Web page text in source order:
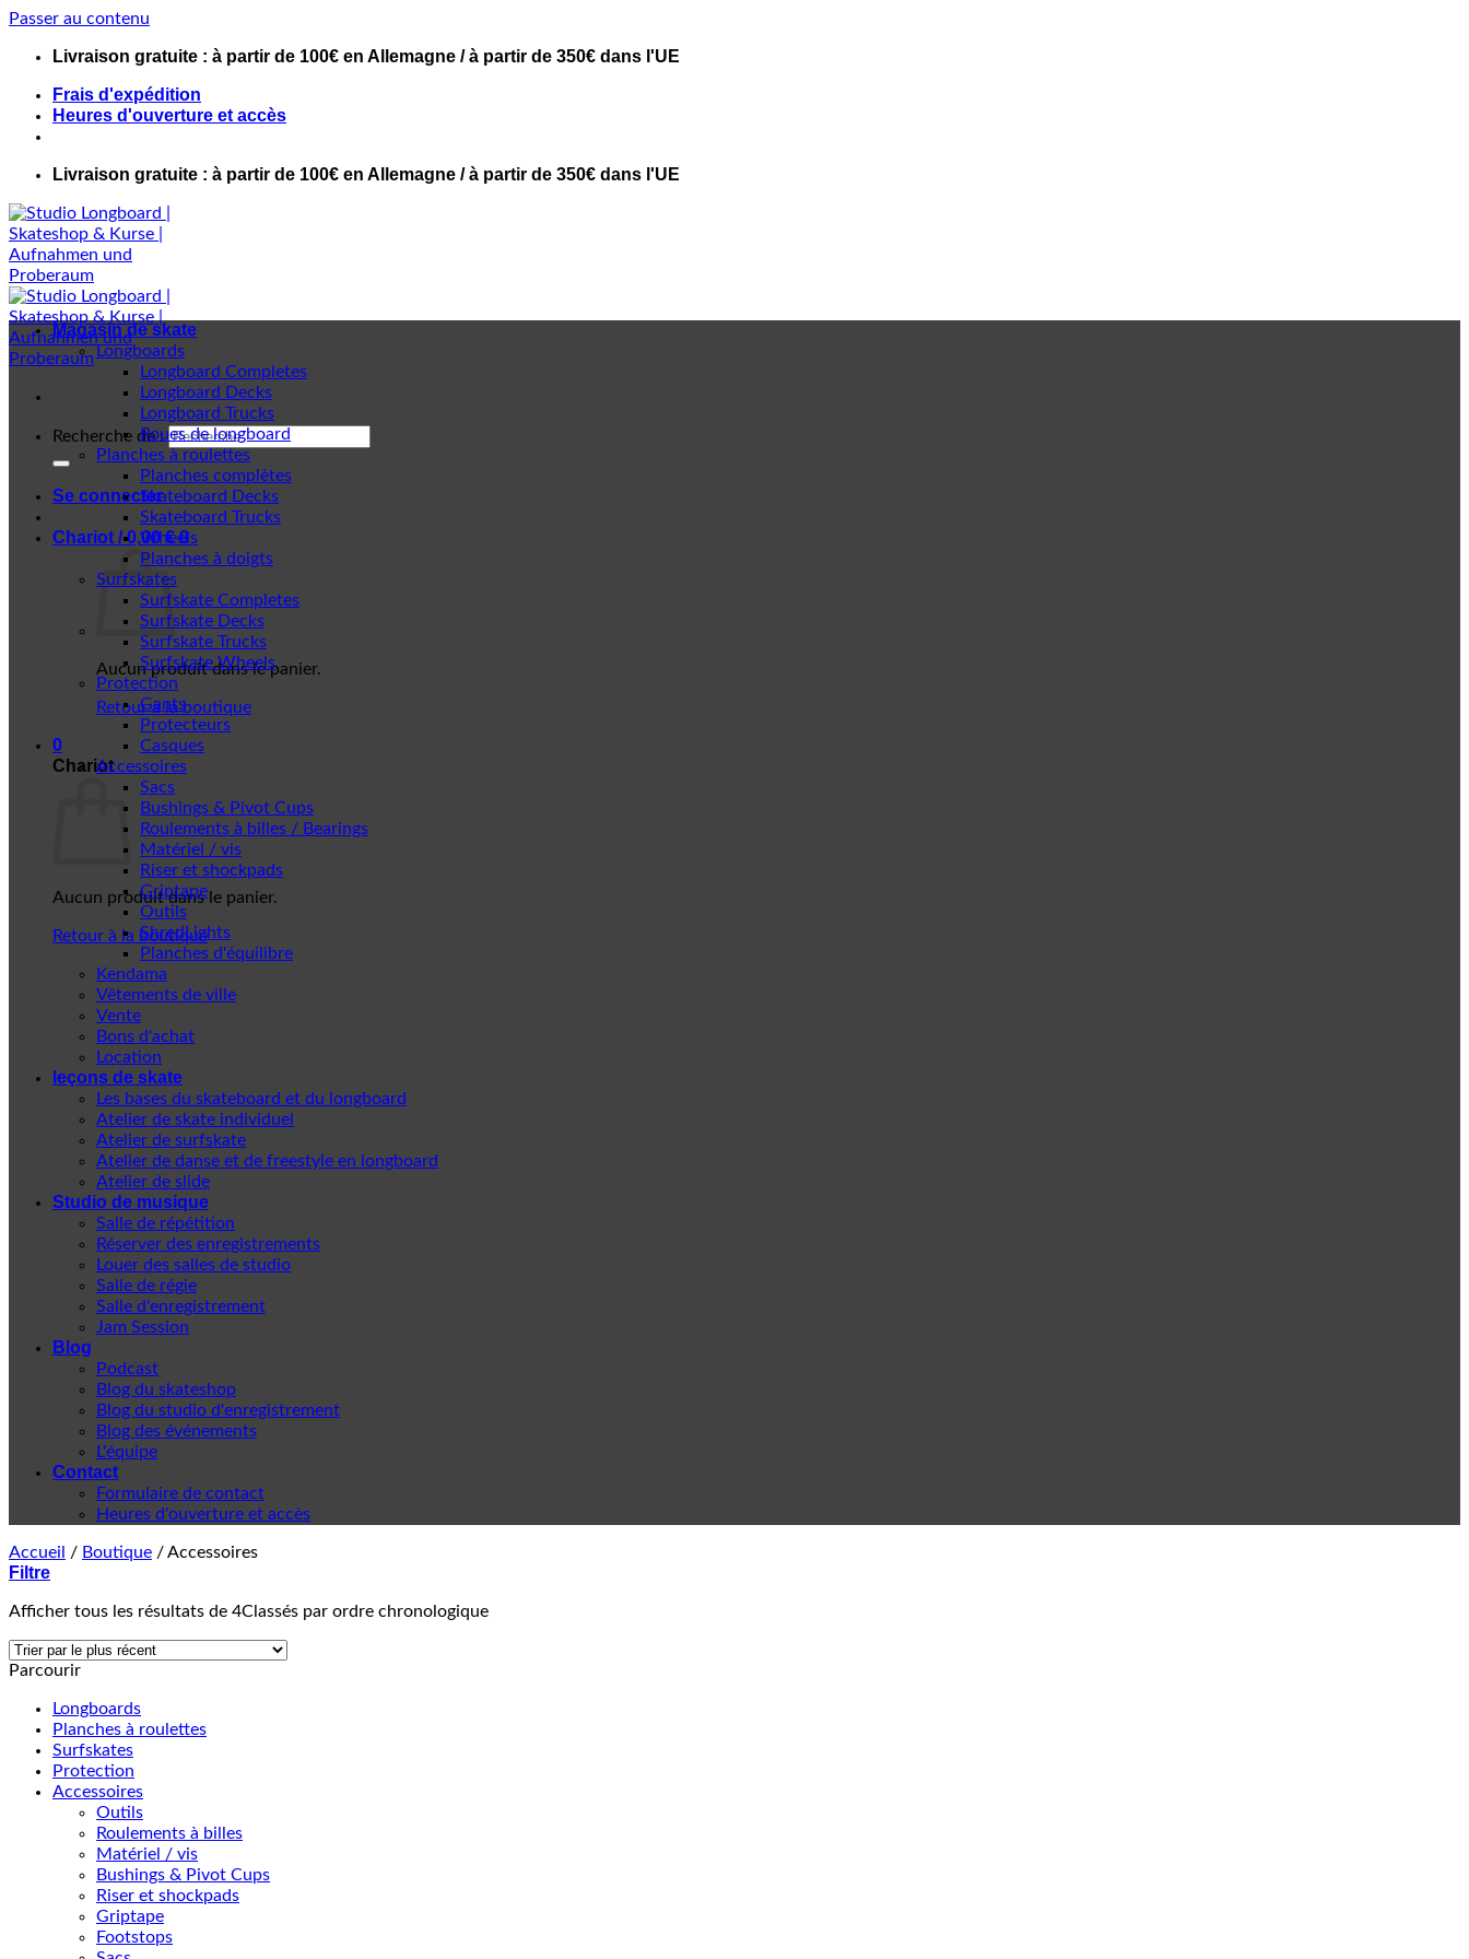
Passer au contenu
Livraison gratuite : à partir de 100€ en Allemagne / à partir de 350€ dans l'UE
Frais d'expédition
Heures d'ouverture et accès
Livraison gratuite : à partir de 100€ en Allemagne / à partir de 350€ dans l'UE
Recherche de :
Se connecter
Chariot /0,00€ 0
Aucun produit dans le panier.
Retour à la boutique
0
Chariot
Aucun produit dans le panier.
Retour à la boutique
Magasin de skate
Longboards
Longboard Completes
Longboard Decks
Longboard Trucks
Roues de longboard
Planches à roulettes
Planches complètes
Skateboard Decks
Skateboard Trucks
Wheels
Planches à doigts
Surfskates
Surfskate Completes
Surfskate Decks
Surfskate Trucks
Surfskate Wheels
Protection
Gants
Protecteurs
Casques
Accessoires
Sacs
Bushings & Pivot Cups
Roulements à billes / Bearings
Matériel / vis
Riser et shockpads
Griptape
Outils
ShredLights
Planches d'équilibre
Kendama
Vêtements de ville
Vente
Bons d'achat
Location
leçons de skate
Les bases du skateboard et du longboard
Atelier de skate individuel
Atelier de surfskate
Atelier de danse et de freestyle en longboard
Atelier de slide
Studio de musique
Salle de répétition
Réserver des enregistrements
Louer des salles de studio
Salle de régie
Salle d'enregistrement
Jam Session
Blog
Podcast
Blog du skateshop
Blog du studio d'enregistrement
Blog des événements
L'équipe
Contact
Formulaire de contact
Heures d'ouverture et accès
Accueil / Boutique /Accessoires
Filtre
Afficher tous les résultats de 4Classés par ordre chronologique
Parcourir
Longboards
Planches à roulettes
Surfskates
Protection
Accessoires
Outils
Roulements à billes
Matériel / vis
Bushings & Pivot Cups
Riser et shockpads
Griptape
Footstops